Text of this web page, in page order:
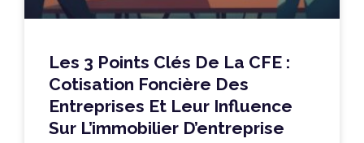
Les 3 Points Clés De La CFE :
Cotisation Foncière Des
Entreprises Et Leur Influence
Sur L’immobilier D’entreprise